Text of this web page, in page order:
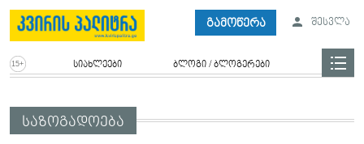
გამოწერა შესვლა
სიახლეები ბლოგი / ბლოგერები
საზოგადოება